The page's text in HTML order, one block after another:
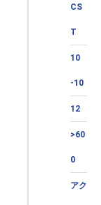
CS
T
10
-10
12
>60
0
アク